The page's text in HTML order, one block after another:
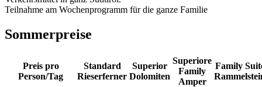
Teilnahme am Wochenprogramm für die ganze Familie
Sommerpreise
Preis pro
Person/Tag
Standard
Rieserferner
Superior
Dolomiten
Superiore
Family
Amper
Family